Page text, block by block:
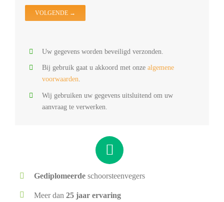
Uw gegevens worden beveiligd verzonden.
Bij gebruik gaat u akkoord met onze algemene
voorwaarden.
Wij gebruiken uw gegevens uitsluitend om uw
aanvraag te verwerken.
Gediplomeerde schoorsteenvegers
Meer dan25 jaar ervaring